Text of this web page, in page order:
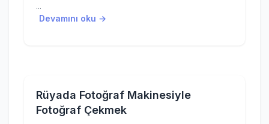
...
Devamını oku →
Rüyada Fotoğraf Makinesiyle
Fotoğraf Çekmek